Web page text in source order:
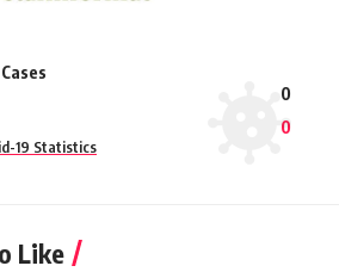
0
0
19 Statistics
Like